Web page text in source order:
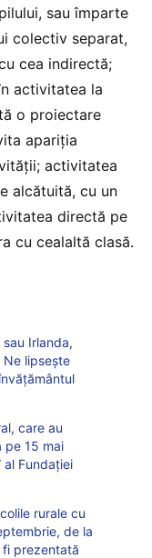
sau împarte
colectiv separat,
cea indirectă;
activitatea la
o proiectare
apariţia
activitatea
alcătuită, cu un
directă pe
cu cealaltă clasă.
Irlanda,
Ne lipsește
care au
pe 15 mai
al Fundației
rurale cu
de la
fi prezentată